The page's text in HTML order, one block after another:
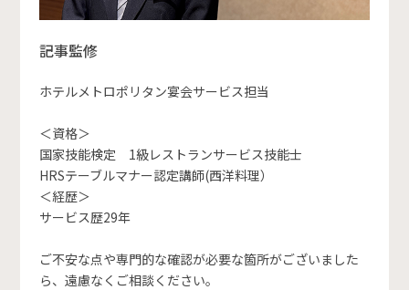
記事監修
ホテルメトロポリタン宴会サービス担当
＜資格＞
国家技能検定 1級レストランサービス技能士
HRSテーブルマナー認定講師(西洋料理）
＜経歴＞
サービス歴29年
ご不安な点や専門的な確認が必要な箇所がございました
ら、遠慮なくご相談ください。